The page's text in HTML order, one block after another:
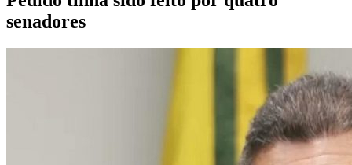
senadores